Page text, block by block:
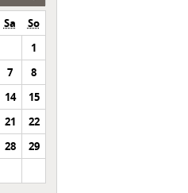
Sa
So
1
7
8
14
15
21
22
28
29